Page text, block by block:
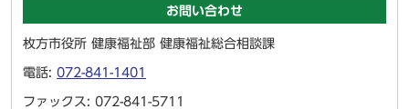
お問い合わせ
枚方市役所 健康福祉部 健康福祉総合相談課
電話: 072-841-1401
ファックス: 072-841-5711